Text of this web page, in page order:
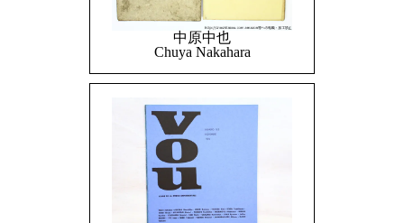
中原中也
Chuya Nakahara